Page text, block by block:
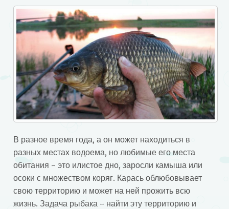
В разное время года, а он может находиться в
разных местах водоема, но любимые его места
обитания – это илистое дно, заросли камыша или
осоки с множеством коряг. Карась облюбовывает
свою территорию и может на ней прожить всю
жизнь. Задача рыбака – найти эту территорию и